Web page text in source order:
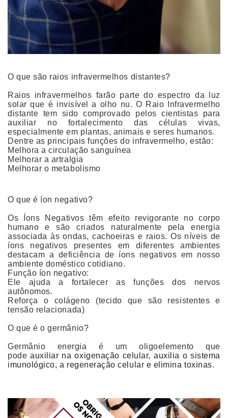
O que são raios infravermelhos distantes?
Raios infravermelhos farão parte do espectro da luz
solar que é invisível a olho nu. O Raio Infravermelho
distante tem sido comprovado pelos cientistas para
auxiliar no fortalecimento das células vivas,
especialmente em plantas, animais e seres humanos.
Dentre as principais funções do infravermelho, estão:
Melhora a circulação sanguínea
Melhorar a artralgia
Melhorar o metabolismo
O que é íon negativo?
Os Íons Negativos têm efeito revigorante no corpo
humano e são criados naturalmente pela energia
associada às ondas, cachoeiras e raios. Os níveis de
íons negativos presentes em diferentes ambientes
destacam a deficiência de íons negativos em nosso
ambiente doméstico cotidiano.
Função íon negativo:
Ele ajuda a fortalecer as funções dos nervos
autônomos.
Reforça o colágeno (tecido que são resistentes e
tensão relacionada)
O que é o germânio?
Germânio energia é um oligoelemento que
podeauxiliar na oxigenação celular, auxilia o sistema
imunológico, a regeneração celular e elimina toxinas.